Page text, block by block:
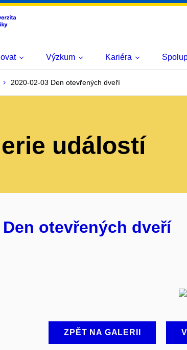
Výzkum Kariéra
2020-02-03 Den otevřených dveří
událostí
Den otevřených dveří
ZPĚT NA GALERII